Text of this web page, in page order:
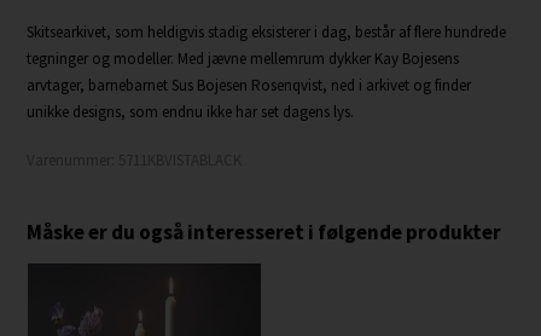
Skitsearkivet, som heldigvis stadig eksisterer i dag, består af flere hundrede
tegninger og modeller. Med jævne mellemrum dykker Kay Bojesens
arvtager, barnebarnet Sus Bojesen Rosenqvist, ned i arkivet og finder
unikke designs, som endnu ikke har set dagens lys.
Måske er du også interesseret i følgende produkter